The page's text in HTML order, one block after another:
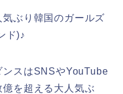
ぶり韓国のガールズ
ド)♪
ンスはSNSやYouTube
を超える大人気ぶ